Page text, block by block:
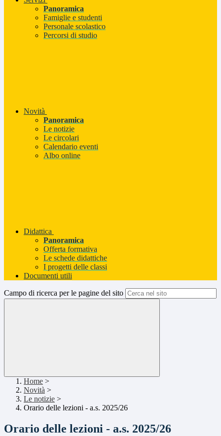
Panoramica
Famiglie e studenti
Personale scolastico
Percorsi di studio
Novità
Panoramica
Le notizie
Le circolari
Calendario eventi
Albo online
Didattica
Panoramica
Offerta formativa
Le schede didattiche
I progetti delle classi
Documenti utili
Campo di ricerca per le pagine del sito
Home >
Novità >
Le notizie >
Orario delle lezioni - a.s. 2025/26
Orario delle lezioni - a.s. 2025/26